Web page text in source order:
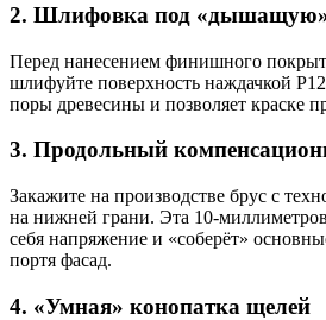
2. Шлифовка под «дышащую»
Перед нанесением финишного
шлифуйте поверхность наждачкой
поры древесины и позволяет краске
3. Продольный
Закажите на производстве брус с
на нижней грани. Эта 10-
себя напряжение и «соберёт»
портя фасад.
4. «Умная» конопатка щелей